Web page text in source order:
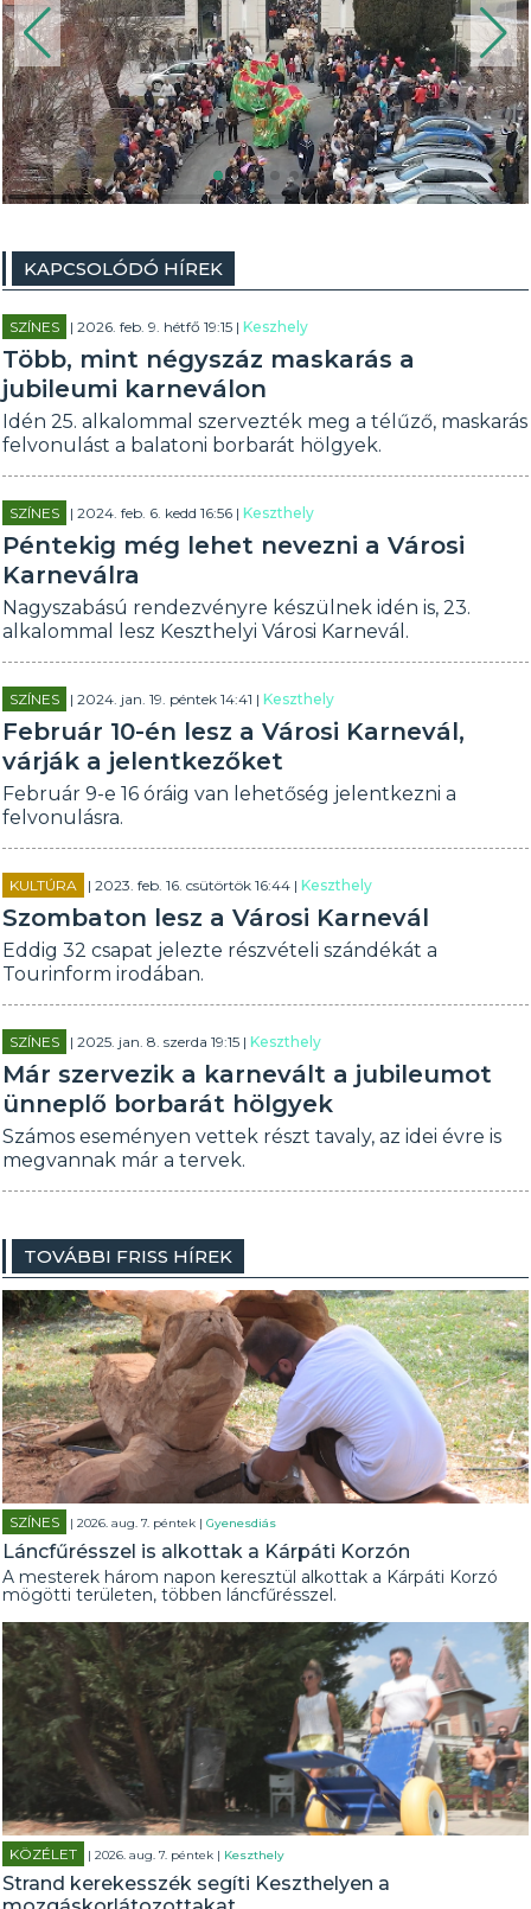
KAPCSOLÓDÓ HÍREK
SZÍNES | 2026. feb. 9. hétfő 19:15 |Keszhely
Több, mint négyszáz maskarás a
jubileumi karneválon
Idén 25. alkalommal szervezték meg a télűző, maskarás
felvonulást a balatoni borbarát hölgyek.
SZÍNES | 2024. feb. 6. kedd 16:56 |Keszthely
Péntekig még lehet nevezni a Városi
Karneválra
Nagyszabású rendezvényre készülnek idén is, 23.
alkalommal lesz Keszthelyi Városi Karnevál.
SZÍNES | 2024. jan. 19. péntek 14:41 |Keszthely
Február 10-én lesz a Városi Karnevál,
várják a jelentkezőket
Február 9-e 16 óráig van lehetőség jelentkezni a
felvonulásra.
KULTÚRA | 2023. feb. 16. csütörtök 16:44 |Keszthely
Szombaton lesz a Városi Karnevál
Eddig 32 csapat jelezte részvételi szándékát a
Tourinform irodában.
SZÍNES | 2025. jan. 8. szerda 19:15 |Keszthely
Már szervezik a karnevált a jubileumot
ünneplő borbarát hölgyek
Számos eseményen vettek részt tavaly, az idei évre is
megvannak már a tervek.
TOVÁBBI FRISS HÍREK
SZÍNES | 2026. aug. 7. péntek |Gyenesdiás
Láncfűrésszel is alkottak a Kárpáti Korzón
A mesterek három napon keresztül alkottak a Kárpáti Korzó
mögötti területen, többen láncfűrésszel.
KÖZÉLET | 2026. aug. 7. péntek | Keszthely
Strand kerekesszék segíti Keszthelyen a